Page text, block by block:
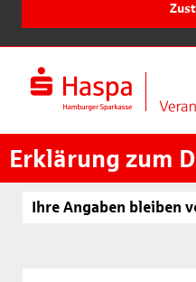
Erklärung zum
Ihre Angaben bleiben